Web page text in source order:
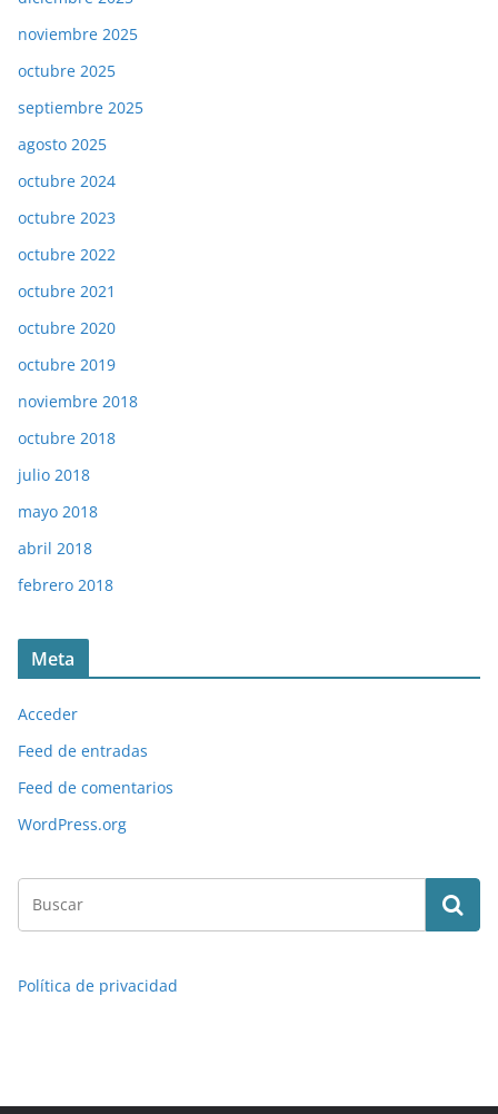
noviembre 2025
octubre 2025
septiembre 2025
agosto 2025
octubre 2024
octubre 2023
octubre 2022
octubre 2021
octubre 2020
octubre 2019
noviembre 2018
octubre 2018
julio 2018
mayo 2018
abril 2018
febrero 2018
Meta
Acceder
Feed de entradas
Feed de comentarios
WordPress.org
Política de privacidad